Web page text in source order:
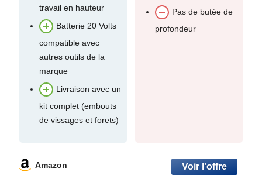
travail en hauteur
Batterie 20 Volts
compatible avec
autres outils de la
marque
Livraison avec un
kit complet (embouts
de vissages et forets)
Pas de butée de
profondeur
Amazon